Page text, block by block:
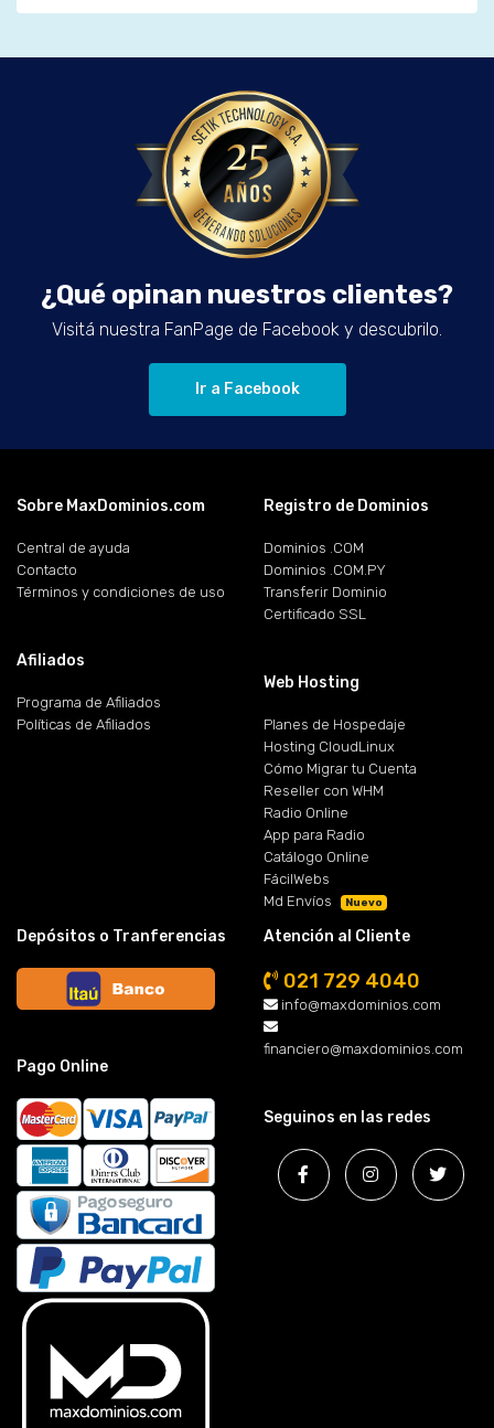
¿Qué opinan nuestros clientes?
Visitá nuestra FanPage de Facebook y descubrilo.
Ir a Facebook
Sobre MaxDominios.com
Central de ayuda
Contacto
Términos y condiciones de uso
Afiliados
Programa de Afiliados
Políticas de Afiliados
Registro de Dominios
Dominios .COM
Dominios .COM.PY
Transferir Dominio
Certificado SSL
Web Hosting
Planes de Hospedaje
Hosting CloudLinux
Cómo Migrar tu Cuenta
Reseller con WHM
Radio Online
App para Radio
Catálogo Online
FácilWebs
Md Envíos
Nuevo
Depósitos o Tranferencias
Pago Online
Atención al Cliente
021 729 4040
info@maxdominios.com
financiero@maxdominios.com
Seguinos en las redes